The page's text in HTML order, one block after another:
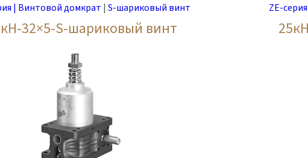
| Винтовой домкрат |S-шариковый винт
32×5-S-шариковый винт
ZE-